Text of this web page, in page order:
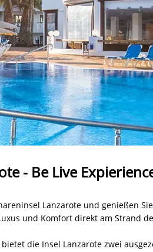
- Be Live
Lanzarote und genießen
und Komfort direkt am Strand
die Insel Lanzarote zwei